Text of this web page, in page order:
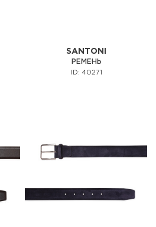
SANTONI
РЕМЕНЬ
ID: 40271